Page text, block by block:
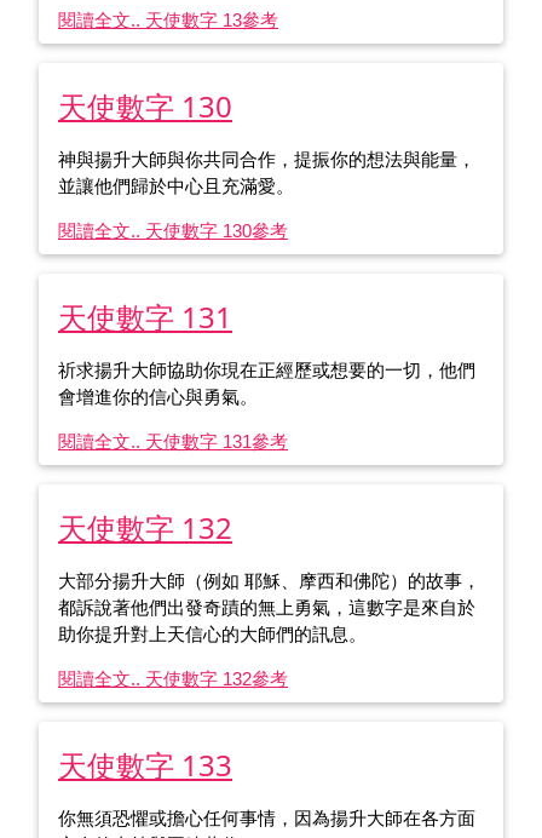
閱讀全文.. 天使數字 13參考
天使數字 130
神與揚升大師與你共同合作，提振你的想法與能量，
並讓他們歸於中心且充滿愛。
閱讀全文.. 天使數字 130參考
天使數字 131
祈求揚升大師協助你現在正經歷或想要的一切，他們
會增進你的信心與勇氣。
閱讀全文.. 天使數字 131參考
天使數字 132
大部分揚升大師（例如 耶穌、摩西和佛陀）的故事，
都訴說著他們出發奇蹟的無上勇氣，這數字是來自於
助你提升對上天信心的大師們的訊息。
閱讀全文.. 天使數字 132參考
天使數字 133
你無須恐懼或擔心任何事情，因為揚升大師在各方面